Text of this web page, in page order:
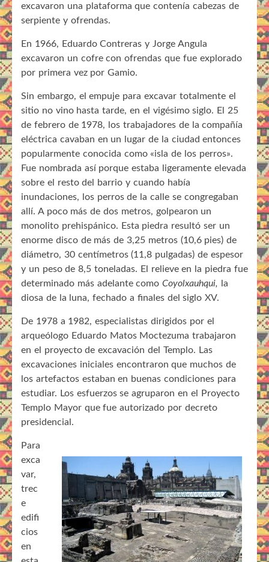
excavaron una plataforma que contenía cabezas de
serpiente y ofrendas.
En 1966, Eduardo Contreras y Jorge Angula
excavaron un cofre con ofrendas que fue explorado
por primera vez por Gamio.
Sin embargo, el empuje para excavar totalmente el
sitio no vino hasta tarde, en el vigésimo siglo. El 25
de febrero de 1978, los trabajadores de la compañía
eléctrica cavaban en un lugar de la ciudad entonces
popularmente conocida como «isla de los perros».
Fue nombrada así porque estaba ligeramente elevada
sobre el resto del barrio y cuando había
inundaciones, los perros de la calle se congregaban
allí. A poco más de dos metros, golpearon un
monolito prehispánico. Esta piedra resultó ser un
enorme disco de más de 3,25 metros (10,6 pies) de
diámetro, 30 centímetros (11,8 pulgadas) de espesor
y un peso de 8,5 toneladas. El relieve en la piedra fue
determinado más adelante comoCoyolxauhqui,
la
diosa de la luna, fechado a finales del siglo XV.
De 1978 a 1982, especialistas dirigidos por el
arqueólogo Eduardo Matos Moctezuma trabajaron
en el proyecto de excavación del Templo. Las
excavaciones iniciales encontraron que muchos de
los artefactos estaban en buenas condiciones para
estudiar. Los esfuerzos se agruparon en el Proyecto
Templo Mayor que fue autorizado por decreto
presidencial.
Para
exca
var,
trec
e
edifi
cios
en